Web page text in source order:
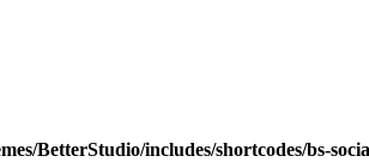
BetterStudio/includes/shortcodes/bs-